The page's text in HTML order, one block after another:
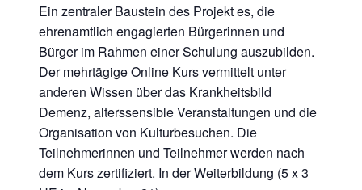
Ein zentraler Baustein des Projekt es, die
ehrenamtlich engagierten Bürgerinnen und
Bürger im Rahmen einer Schulung auszubilden.
Der mehrtägige Online Kurs vermittelt unter
anderen Wissen über das Krankheitsbild
Demenz, alterssensible Veranstaltungen und die
Organisation von Kulturbesuchen. Die
Teilnehmerinnen und Teilnehmer werden nach
dem Kurs zertifiziert. In der Weiterbildung (5 x 3